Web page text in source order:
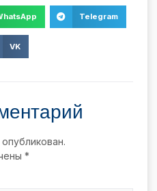
Telegram
VK
*